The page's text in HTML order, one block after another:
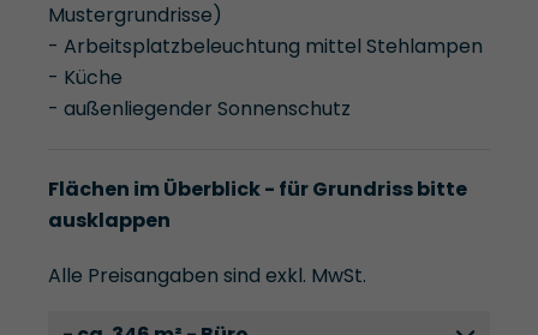
Mustergrundrisse)
- Arbeitsplatzbeleuchtung mittel Stehlampen
- Küche
- außenliegender Sonnenschutz
Flächen im Überblick - für Grundriss bitte
ausklappen
Alle Preisangaben sind exkl. MwSt.